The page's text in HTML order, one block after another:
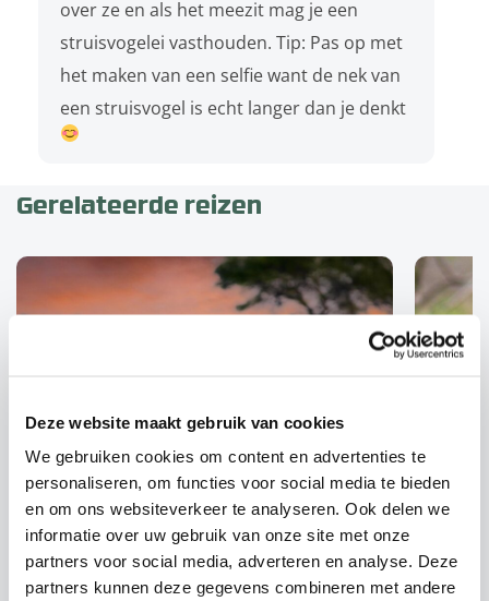
Deze website maakt gebruik van cookies
We gebruiken cookies om content en advertenties te
personaliseren, om functies voor social media te bieden
en om ons websiteverkeer te analyseren. Ook delen we
informatie over uw gebruik van onze site met onze
partners voor social media, adverteren en analyse. Deze
partners kunnen deze gegevens combineren met andere
over ze en als het meezit mag je een
struisvogelei vasthouden. Tip: Pas op met
het maken van een selfie want de nek van
een struisvogel is echt langer dan je denkt
Gerelateerde reizen
Kaap, wijn & safari
16-